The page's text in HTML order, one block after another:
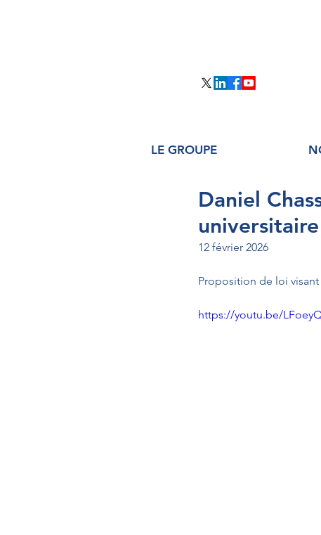
LE GROUPE
Daniel
12 février 2026
Proposition de loi
https://youtu.be/